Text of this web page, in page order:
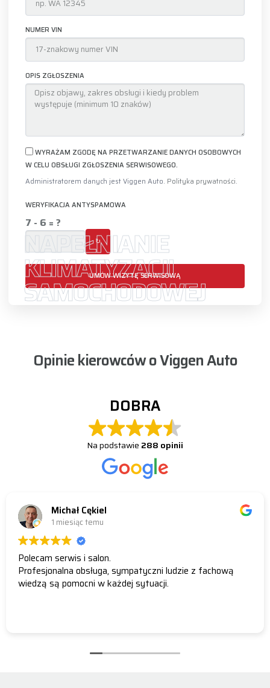
NUMER VIN
OPIS ZGŁOSZENIA
WYRAŻAM ZGODĘ NA PRZETWARZANIE DANYCH OSOBOWYCH
W CELU OBSŁUGI ZGŁOSZENIA SERWISOWEGO.
Administratorem danych jest Viggen Auto. Polityka prywatności.
WERYFIKACJA ANTYSPAMOWA
7 - 6 = ?
↻
UMÓW WIZYTĘ SERWISOWĄ
NAPEŁNIANIE
KLIMATYZACJI
SAMOCHODOWEJ
Opinie kierowców o Viggen Auto
DOBRA
Na podstawie 288 opinii
Michał Cękiel
1 miesiąc temu
Polecam serwis i salon.
Profesjonalna obsługa, sympatyczni ludzie z fachową
wiedzą są pomocni w każdej sytuacji.